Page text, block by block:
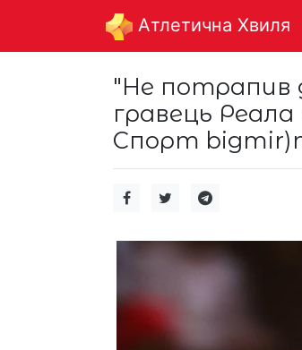
Aтлетична Хвиля
"Не потрапив
гравець
Спорт